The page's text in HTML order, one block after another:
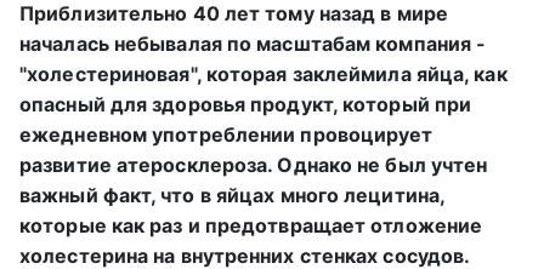
Приблизительно 40 лет тому назад в мире
началась небывалая по масштабам компания -
"холестериновая", которая заклеймила яйца, как
опасный для здоровья продукт, который при
ежедневном употреблении провоцирует
развитие атеросклероза. Однако не был учтен
важный факт, что в яйцах много лецитина,
которые как раз и предотвращает отложение
холестерина на внутренних стенках сосудов.